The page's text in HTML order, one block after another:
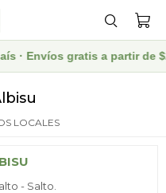
· Envíos gratis a partir de
LOCALES
- Salto.